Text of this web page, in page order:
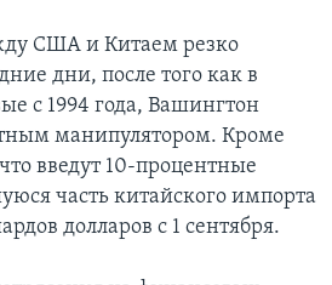
США и Китаем резко
дни, после того как в
с 1994 года, Вашингтон
манипулятором. Кроме
введут 10-процентные
часть китайского импорта
долларов с 1 сентября.